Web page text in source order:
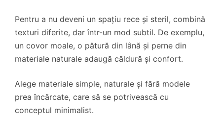
Pentru a nu deveni un spațiu rece și steril, combină
texturi diferite, dar într-un mod subtil. De exemplu,
un covor moale, o pătură din lână și perne din
materiale naturale adaugă căldură și confort.
Alege materiale simple, naturale și fără modele
prea încărcate, care să se potrivească cu
conceptul minimalist.